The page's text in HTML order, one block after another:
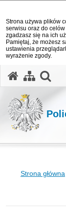
Strona używa plików
serwisu oraz do
zgadzasz się na ich
Pamiętaj, że możesz
ustawienia
wyrażenie zgody.
Strona główna